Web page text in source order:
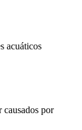
acuáticos
causados por